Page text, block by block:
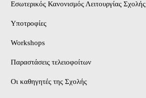
Εσωτερικός Κανονισμός Λειτουργίας Σχολής
Υποτροφίες
Workshops
Παραστάσεις τελειοφοίτων
Οι καθηγητές της Σχολής